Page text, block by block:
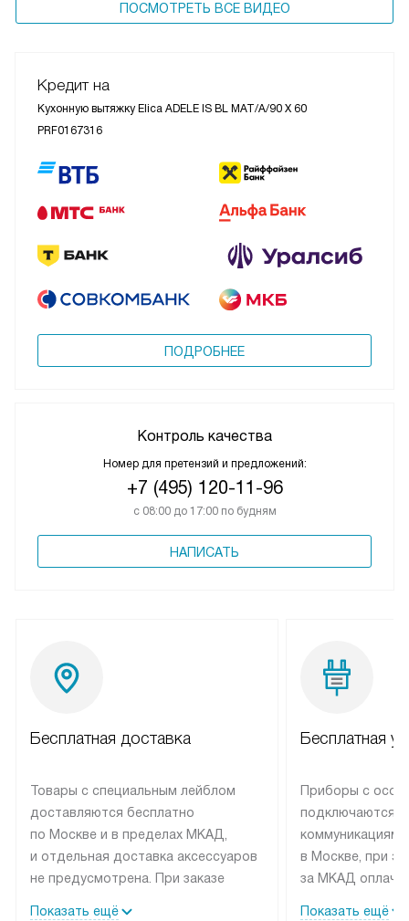
ПОСМОТРЕТЬ ВСЕ ВИДЕО
Кредит на
Кухонную вытяжку Elica ADELE IS BL MAT/A/90 X 60
PRF0167316
ПОДРОБНЕЕ
Контроль качества
Номер для претензий и предложений:
+7 (495) 120-11-96
с 08:00 до 17:00 по будням
НАПИСАТЬ
Бесплатная доставка
Товары с специальным лейблом
доставляются бесплатно
по Москве и в пределах МКАД,
и отдельная доставка аксессуаров
не предусмотрена. При заказе
Показать ещё
Бесплатная
Приборы с
подключаются к
коммуникациям
в Москве, при
за МКАД
Показать ещё